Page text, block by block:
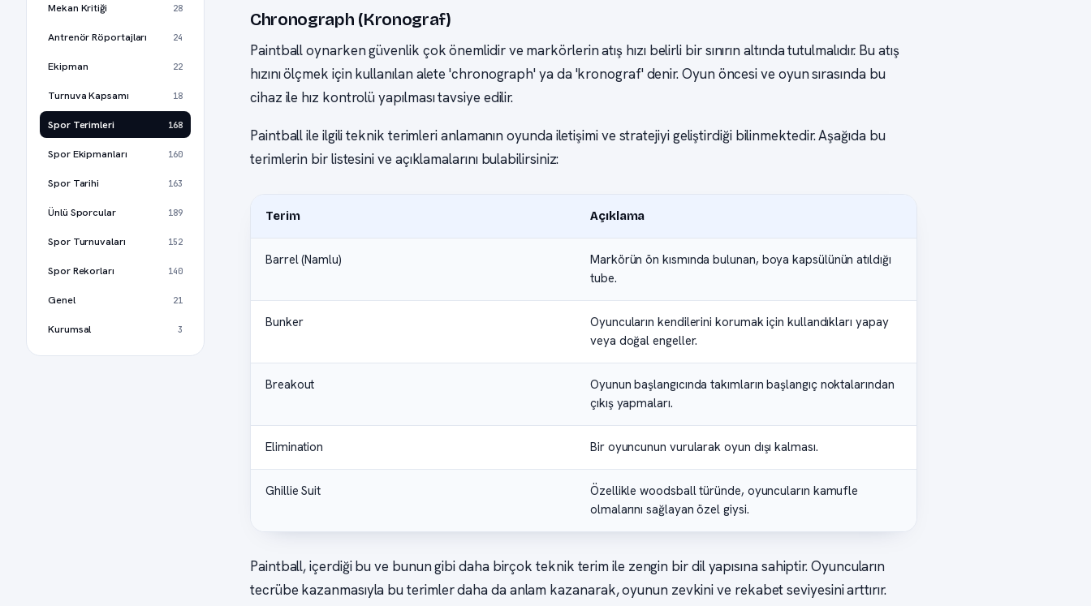
Mekan Kritiği 28
Antrenör Röportajları 24
Ekipman 22
Turnuva Kapsamı 18
Spor Terimleri 168
Spor Ekipmanları 160
Spor Tarihi 163
Ünlü Sporcular 189
Spor Turnuvaları 152
Spor Rekorları 140
Genel 21
Kurumsal 3
Chronograph (Kronograf)
Paintball oynarken güvenlik çok önemlidir ve markörlerin atış hızı belirli bir sınırın altında tutulmalıdır. Bu atış
hızını ölçmek için kullanılan alete 'chronograph' ya da 'kronograf' denir. Oyun öncesi ve oyun sırasında bu
cihaz ile hız kontrolü yapılması tavsiye edilir.
Paintball ile ilgili teknik terimleri anlamanın oyunda iletişimi ve stratejiyi geliştirdiği bilinmektedir. Aşağıda bu
terimlerin bir listesini ve açıklamalarını bulabilirsiniz:
Terim Açıklama
Barrel (Namlu)
Markörün ön kısmında bulunan, boya kapsülünün atıldığı
tube.
Bunker
Oyuncuların kendilerini korumak için kullandıkları yapay
veya doğal engeller.
Breakout
Oyunun başlangıcında takımların başlangıç noktalarından
çıkış yapmaları.
Elimination Bir oyuncunun vurularak oyun dışı kalması.
Ghillie Suit
Özellikle woodsball türünde, oyuncuların kamufle
olmalarını sağlayan özel giysi.
Paintball, içerdiği bu ve bunun gibi daha birçok teknik terim ile zengin bir dil yapısına sahiptir. Oyuncuların
tecrübe kazanmasıyla bu terimler daha da anlam kazanarak, oyunun zevkini ve rekabet seviyesini arttırır.